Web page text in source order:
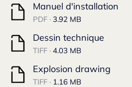
Manuel d'installation
PDF · 3.92 MB
Dessin technique
TIFF · 4.03 MB
Explosion drawing
TIFF · 1.16 MB